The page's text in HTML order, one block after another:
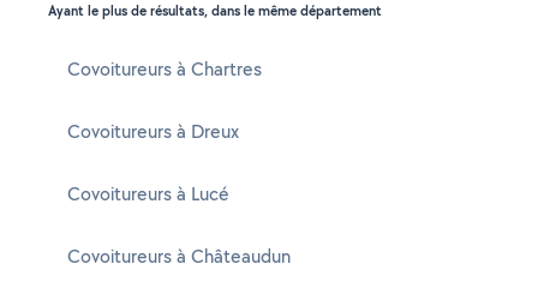
Ayant le plus de résultats, dans le même département
Covoitureurs à Chartres
Covoitureurs à Dreux
Covoitureurs à Lucé
Covoitureurs à Châteaudun